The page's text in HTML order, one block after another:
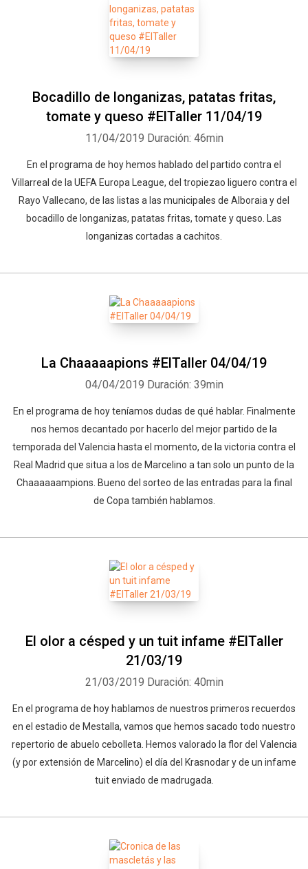
Bocadillo de longanizas, patatas fritas,
tomate y queso #ElTaller 11/04/19
11/04/2019 Duración: 46min
En el programa de hoy hemos hablado del partido contra el
Villarreal de la UEFA Europa League, del tropiezao liguero contra el
Rayo Vallecano, de las listas a las municipales de Alboraia y del
bocadillo de longanizas, patatas fritas, tomate y queso. Las
longanizas cortadas a cachitos.
La Chaaaaapions #ElTaller 04/04/19
04/04/2019 Duración: 39min
En el programa de hoy teníamos dudas de qué hablar. Finalmente
nos hemos decantado por hacerlo del mejor partido de la
temporada del Valencia hasta el momento, de la victoria contra el
Real Madrid que situa a los de Marcelino a tan solo un punto de la
Chaaaaaampions. Bueno del sorteo de las entradas para la final
de Copa también hablamos.
El olor a césped y un tuit infame #ElTaller
21/03/19
21/03/2019 Duración: 40min
En el programa de hoy hablamos de nuestros primeros recuerdos
en el estadio de Mestalla, vamos que hemos sacado todo nuestro
repertorio de abuelo cebolleta. Hemos valorado la flor del Valencia
(y por extensión de Marcelino) el día del Krasnodar y de un infame
tuit enviado de madrugada.